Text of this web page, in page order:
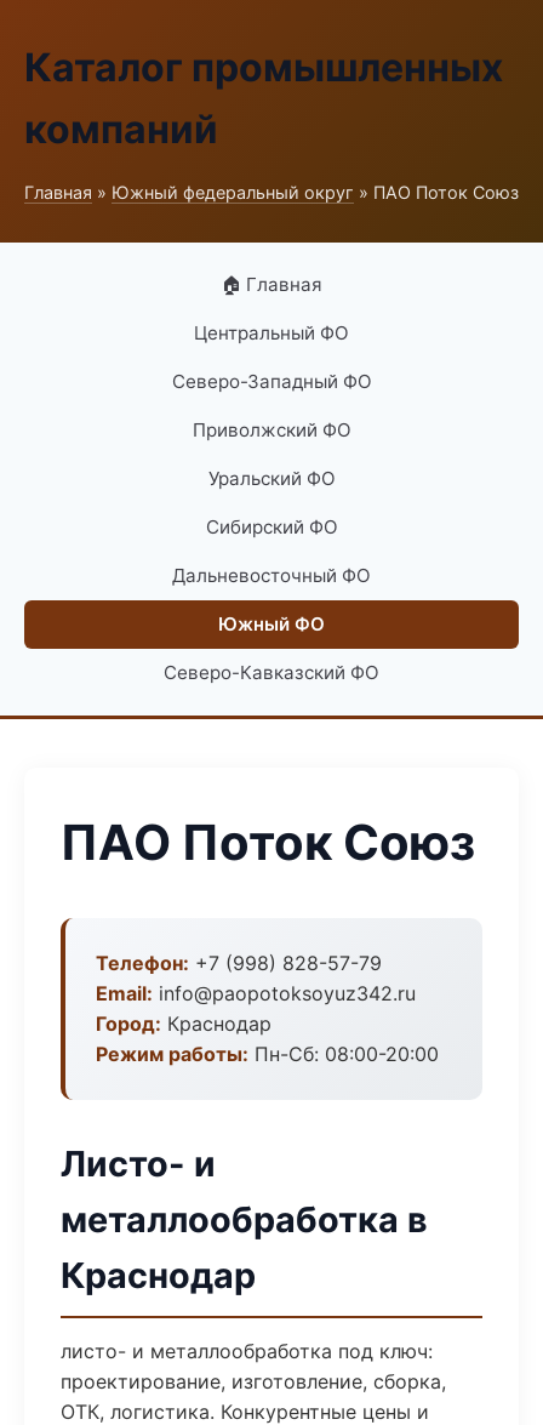
Каталог промышленных
компаний
Главная » Южный федеральный округ » ПАО Поток Союз
🏠 Главная
Центральный ФО
Северо-Западный ФО
Приволжский ФО
Уральский ФО
Сибирский ФО
Дальневосточный ФО
Южный ФО
Северо-Кавказский ФО
ПАО Поток Союз
Телефон: +7 (998) 828-57-79
Email: info@paopotoksoyuz342.ru
Город: Краснодар
Режим работы: Пн-Сб: 08:00-20:00
Листо- и
металлообработка в
Краснодар
листо- и металлообработка под ключ:
проектирование, изготовление, сборка,
ОТК, логистика. Конкурентные цены и